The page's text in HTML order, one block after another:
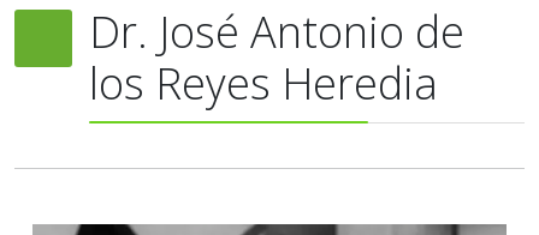
Dr. José Antonio de
los Reyes Heredia